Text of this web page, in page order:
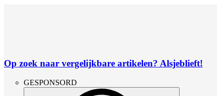
Op zoek naar vergelijkbare artikelen? Alsjeblieft!
GESPONSORD